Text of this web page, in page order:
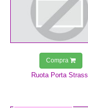
Ruota Porta Strass
Compra